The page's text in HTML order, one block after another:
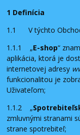
1 Definícia
1.1 V týchto
1.1.1 „E-shop“
aplikácia, ktorá je
internetovej adresy
funkcionalitou je
Uživateľom;
1.1.2 „
zmluvnými stranami
strane spotrebiteľ;